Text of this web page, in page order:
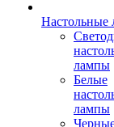
Настольные
лампы
Белые
лампы